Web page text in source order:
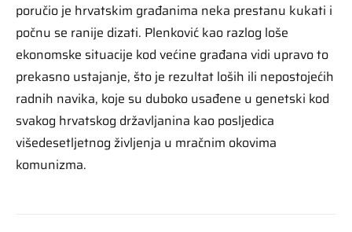
poručio je hrvatskim građanima neka prestanu kukati i
počnu se ranije dizati. Plenković kao razlog loše
ekonomske situacije kod većine građana vidi upravo to
prekasno ustajanje, što je rezultat loših ili nepostojećih
radnih navika, koje su duboko usađene u genetski kod
svakog hrvatskog državljanina kao posljedica
višedesetljetnog življenja u mračnim okovima
komunizma.